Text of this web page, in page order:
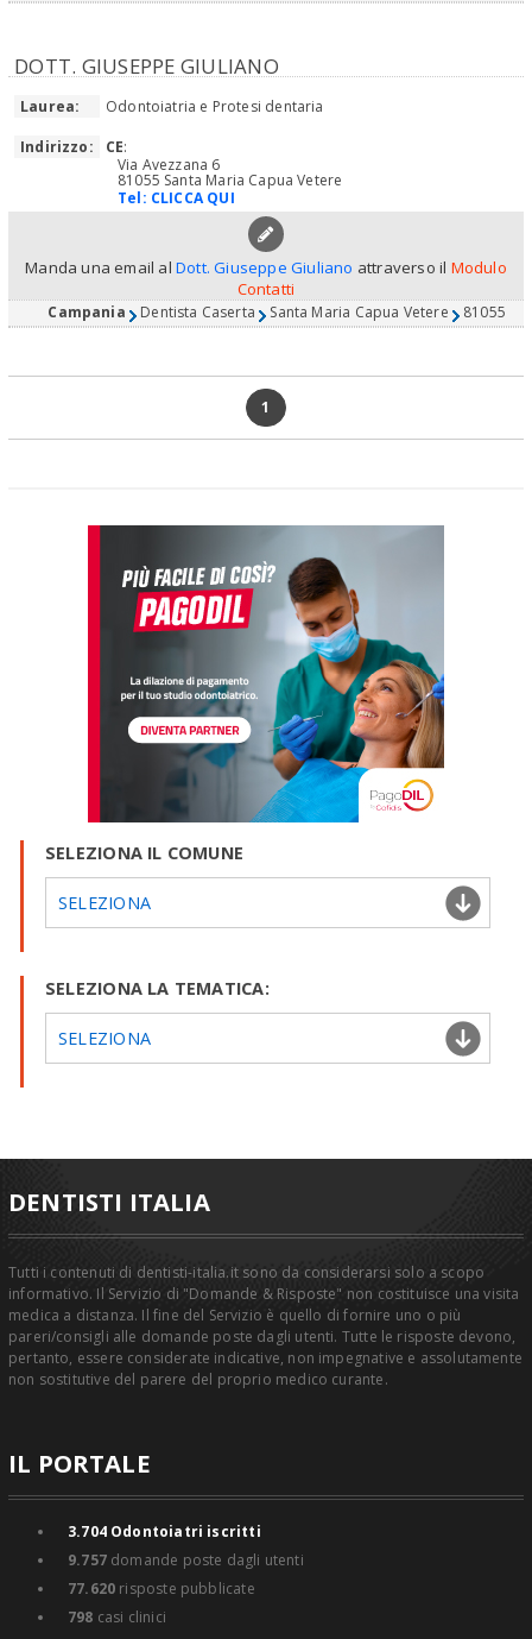
DOTT. GIUSEPPE GIULIANO
Laurea:
Odontoiatria e Protesi dentaria
Indirizzo:
CE:
Via Avezzana 6
81055 Santa Maria Capua Vetere
Tel: CLICCA QUI
Manda una email al Dott. Giuseppe Giuliano attraverso il Modulo
Contatti
Campania Dentista Caserta Santa Maria Capua Vetere 81055
1
SELEZIONA IL COMUNE
SELEZIONA
SELEZIONA LA TEMATICA:
SELEZIONA
DENTISTI ITALIA
Tutti i contenuti di dentisti-italia.it sono da considerarsi solo a scopo
informativo. Il Servizio di "Domande & Risposte" non costituisce una visita
medica a distanza. Il fine del Servizio è quello di fornire uno o più
pareri/consigli alle domande poste dagli utenti. Tutte le risposte devono,
pertanto, essere considerate indicative, non impegnative e assolutamente
non sostitutive del parere del proprio medico curante.
IL PORTALE
3.704Odontoiatri iscritti
9.757domande poste dagli utenti
77.620 risposte pubblicate
798 casi clinici